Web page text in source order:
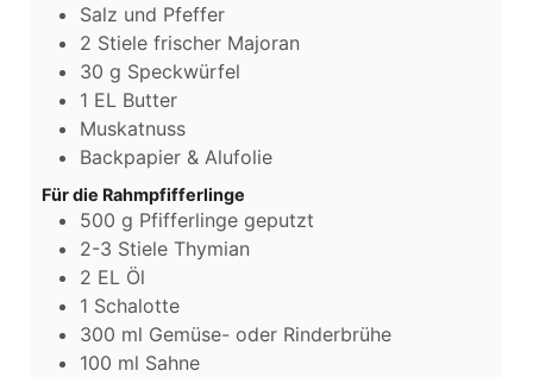
Salz und Pfeffer
2 Stiele frischer Majoran
30 g Speckwürfel
1 EL Butter
Muskatnuss
Backpapier & Alufolie
Für die Rahmpfifferlinge
500 g Pfifferlinge geputzt
2-3 Stiele Thymian
2 EL Öl
1 Schalotte
300 ml Gemüse- oder Rinderbrühe
100 ml Sahne